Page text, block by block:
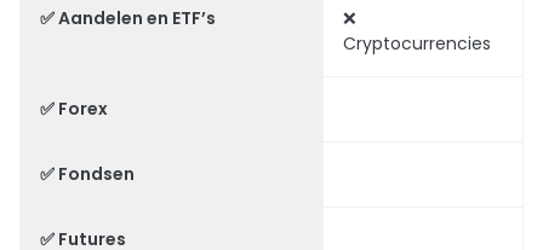
✅ Aandelen en ETF’s
❌
Cryptocurrencies
✅ Forex
✅ Fondsen
✅ Futures